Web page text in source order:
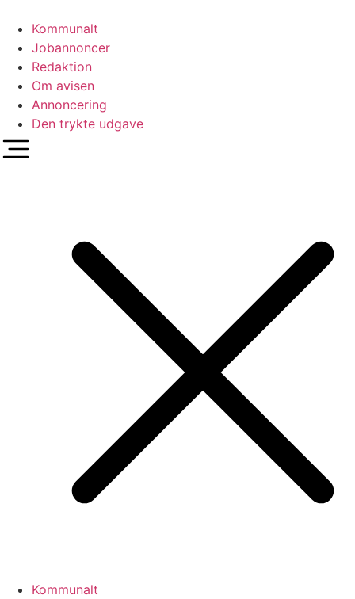
indhold
Kommunalt
Jobannoncer
Redaktion
Om avisen
Annoncering
Den trykte udgave
Kommunalt